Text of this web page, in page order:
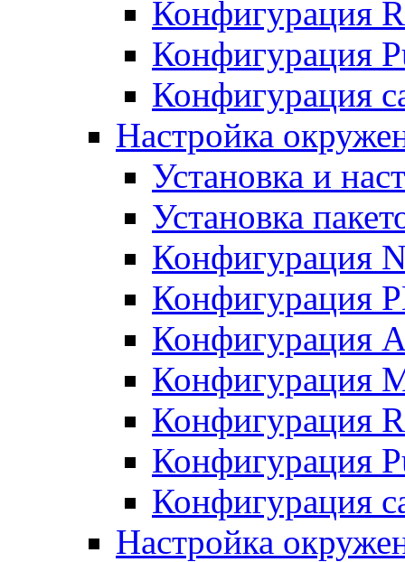
Конфигурация
Конфигурация
Конфигурация
Настройка
Установка и
Установка
Конфигурация
Конфигурация
Конфигурация
Конфигурация
Конфигурация
Конфигурация
Конфигурация
Настройка